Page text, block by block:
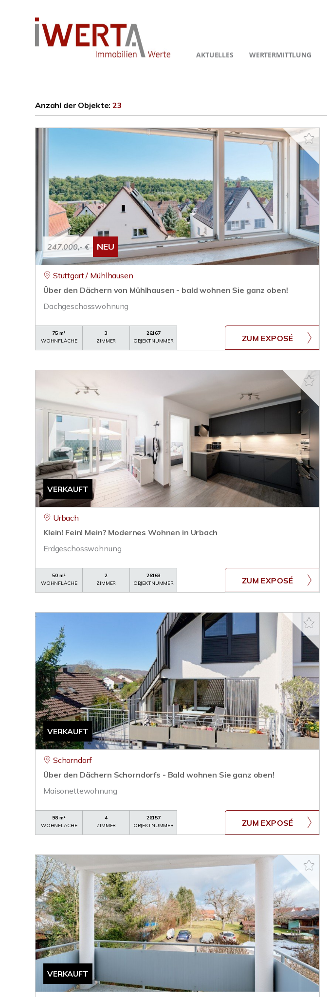
AKTUELLES WERTERMITTLUNG
Anzahl der Objekte:23
247.000,- € NEU
Stuttgart / Mühlhausen
Über den Dächern von Mühlhausen - bald wohnen Sie ganz oben!
Dachgeschosswohnung
75 m²
WOHNFLÄCHE
3
ZIMMER
26167
OBJEKTNUMMER
ZUM EXPOSÉ
VERKAUFT
Urbach
Klein! Fein! Mein? Modernes Wohnen in Urbach
Erdgeschosswohnung
50 m²
WOHNFLÄCHE
2
ZIMMER
26163
OBJEKTNUMMER
ZUM EXPOSÉ
VERKAUFT
Schorndorf
Über den Dächern Schorndorfs - Bald wohnen Sie ganz oben!
Maisonettewohnung
98 m²
WOHNFLÄCHE
4
ZIMMER
26157
OBJEKTNUMMER
ZUM EXPOSÉ
VERKAUFT